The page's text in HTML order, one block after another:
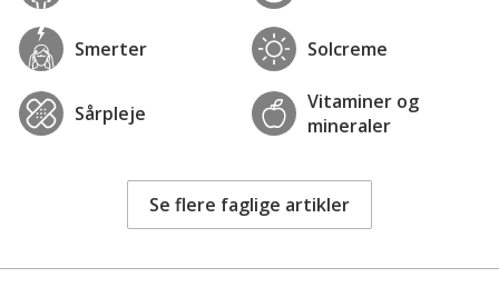
Smerter Solcreme
Sårpleje
Vitaminer og
mineraler
Se flere faglige artikler